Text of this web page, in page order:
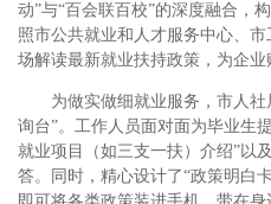
动”与“百会联百校”的深度融合，
照市公共就业和人才服务中心、
场解读最新就业扶持政策，为企业
为做实做细就业服务，市人
询台”。工作人员面对面为毕业生
就业项目（如三支一扶）介绍”以
答。同时，精心设计了“政策明白